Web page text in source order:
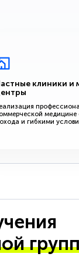
клиники и
медицине
и гибкими